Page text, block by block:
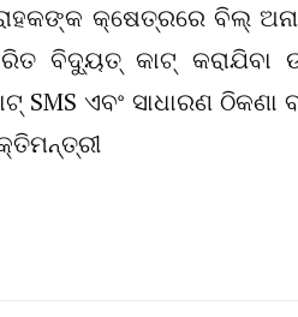
କ୍ଷେତ୍ରରେ ବିଲ୍
ବିଦ୍ୟୁତ୍ କାଟ୍ କରାଯିବା
ଏବଂ ସାଧାରଣ ଠିକଣା